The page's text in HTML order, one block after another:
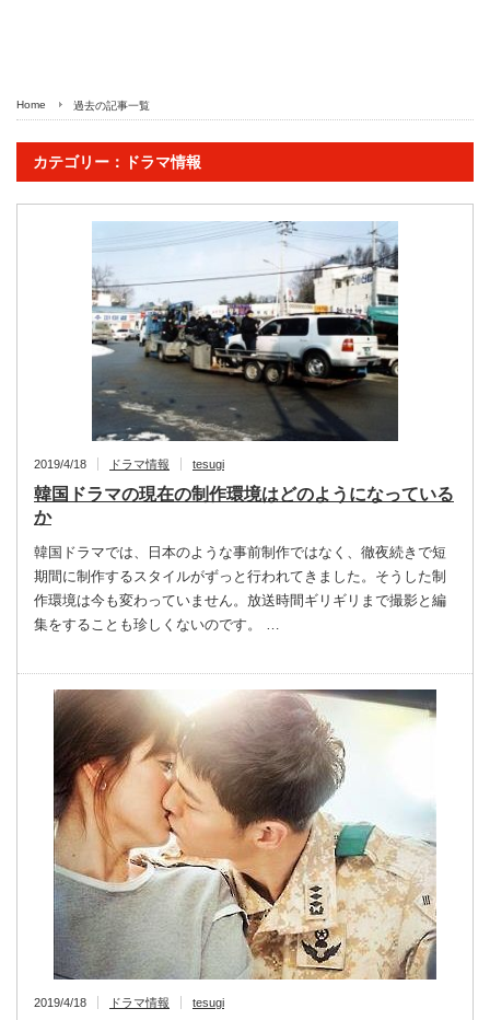
Home 過去の記事一覧
カテゴリー：ドラマ情報
2019/4/18 ドラマ情報 tesugi
韓国ドラマの現在の制作環境はどのようになっている
か
韓国ドラマでは、日本のような事前制作ではなく、徹夜続きで短
期間に制作するスタイルがずっと行われてきました。そうした制
作環境は今も変わっていません。放送時間ギリギリまで撮影と編
集をすることも珍しくないのです。 …
2019/4/18 ドラマ情報 tesugi